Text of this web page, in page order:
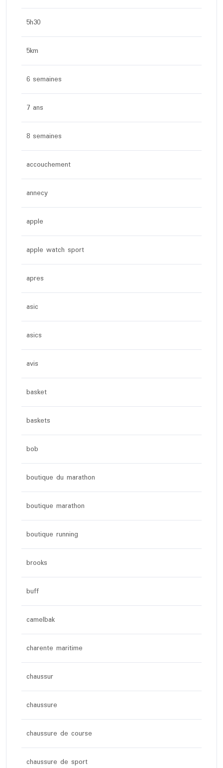
5h30
5km
6 semaines
7 ans
8 semaines
accouchement
annecy
apple
apple watch sport
apres
asic
asics
avis
basket
baskets
bob
boutique du marathon
boutique marathon
boutique running
brooks
buff
camelbak
charente maritime
chaussur
chaussure
chaussure de course
chaussure de sport